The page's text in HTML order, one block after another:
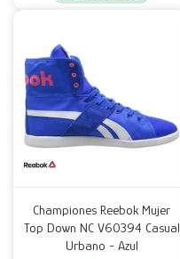
Championes Reebok Mujer
Top Down NC V60394 Casual
Urbano - Azul